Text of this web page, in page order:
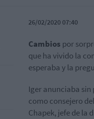
26/02/2020 07:40
Cambios por
que ha vivido la
esperaba y la
Iger anunciaba sin
como consejero
Chapek, jefe de la